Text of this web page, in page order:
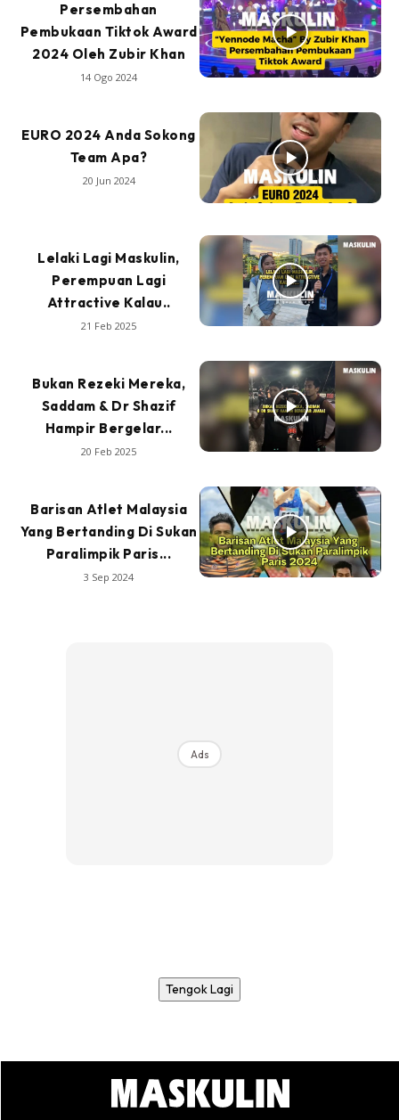
Persembahan
Pembukaan Tiktok Award
2024 Oleh Zubir Khan
14 Ogo 2024
EURO 2024 Anda Sokong
Team Apa?
20 Jun 2024
Lelaki Lagi Maskulin,
Perempuan Lagi
Attractive Kalau..
21 Feb 2025
Bukan Rezeki Mereka,
Saddam & Dr Shazif
Hampir Bergelar...
20 Feb 2025
Barisan Atlet Malaysia
Yang Bertanding Di Sukan
Paralimpik Paris...
3 Sep 2024
Ads
Tengok Lagi